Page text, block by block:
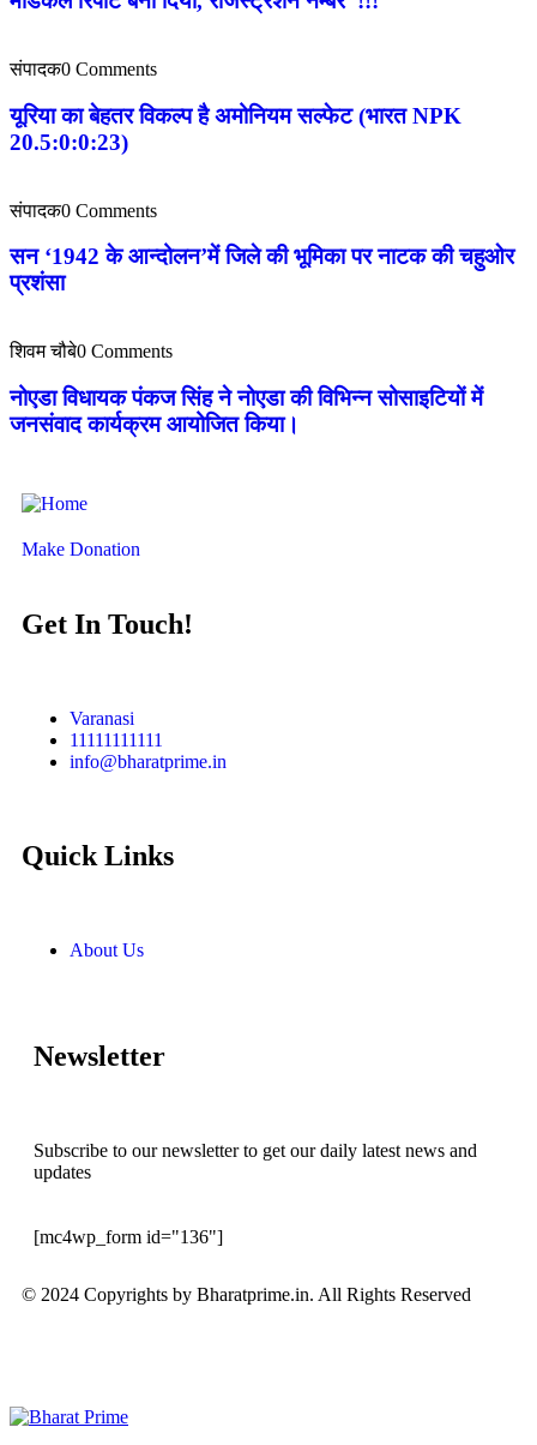
संपादक0 Comments
यूरिया का बेहतर विकल्प है अमोनियम सल्फेट (भारत NPK
20.5:0:0:23)
संपादक0 Comments
सन ‘1942 के आन्दोलन’में जिले की भूमिका पर नाटक की चहुओर
प्रशंसा
शिवम चौबे0 Comments
नोएडा विधायक पंकज सिंह ने नोएडा की विभिन्न सोसाइटियों में
जनसंवाद कार्यक्रम आयोजित किया।
Make Donation
Get In Touch!
Varanasi
11111111111
info@bharatprime.in
Quick Links
About Us
Newsletter
Subscribe to our newsletter to get our daily latest news and
updates
[mc4wp_form id="136"]
© 2024 Copyrights by Bharatprime.in. All Rights Reserved